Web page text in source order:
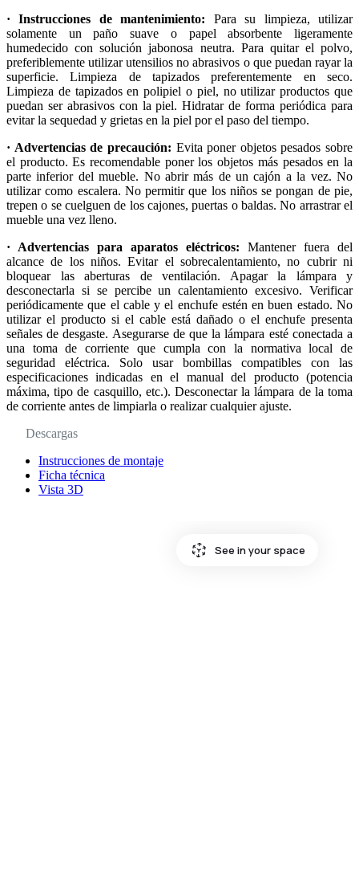
· Instrucciones de mantenimiento: Para su limpieza, utilizar
solamente un paño suave o papel absorbente ligeramente
humedecido con solución jabonosa neutra. Para quitar el polvo,
preferiblemente utilizar utensilios no abrasivos o que puedan rayar la
superficie. Limpieza de tapizados preferentemente en seco.
Limpieza de tapizados en polipiel o piel, no utilizar productos que
puedan ser abrasivos con la piel. Hidratar de forma periódica para
evitar la sequedad y grietas en la piel por el paso del tiempo.
· Advertencias de precaución: Evita poner objetos pesados sobre
el producto. Es recomendable poner los objetos más pesados en la
parte inferior del mueble. No abrir más de un cajón a la vez. No
utilizar como escalera. No permitir que los niños se pongan de pie,
trepen o se cuelguen de los cajones, puertas o baldas. No arrastrar el
mueble una vez lleno.
· Advertencias para aparatos eléctricos: Mantener fuera del
alcance de los niños. Evitar el sobrecalentamiento, no cubrir ni
bloquear las aberturas de ventilación. Apagar la lámpara y
desconectarla si se percibe un calentamiento excesivo. Verificar
periódicamente que el cable y el enchufe estén en buen estado. No
utilizar el producto si el cable está dañado o el enchufe presenta
señales de desgaste. Asegurarse de que la lámpara esté conectada a
una toma de corriente que cumpla con la normativa local de
seguridad eléctrica. Solo usar bombillas compatibles con las
especificaciones indicadas en el manual del producto (potencia
máxima, tipo de casquillo, etc.). Desconectar la lámpara de la toma
de corriente antes de limpiarla o realizar cualquier ajuste.
Descargas
Instrucciones de montaje
Ficha técnica
Vista 3D